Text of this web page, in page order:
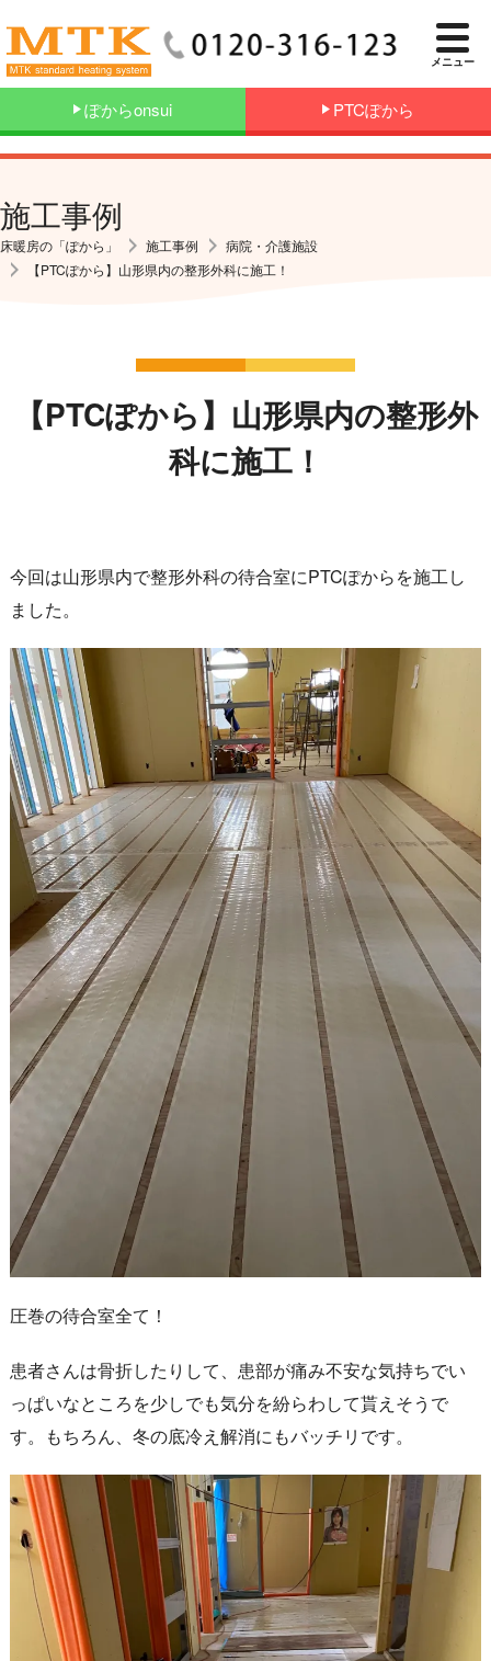
ぽからonsui PTCぽから
施工事例
床暖房の「ぽから」 施工事例
病院・介護施設
【PTCぽから】山形県内の整形外科に施工！
【PTCぽから】山形県内の整形外
科に施工！
今回は山形県内で整形外科の待合室にPTCぽからを施工し
ました。
圧巻の待合室全て！
患者さんは骨折したりして、患部が痛み不安な気持ちでい
っぱいなところを少しでも気分を紛らわして貰えそうで
す。もちろん、冬の底冷え解消にもバッチリです。
メニュー